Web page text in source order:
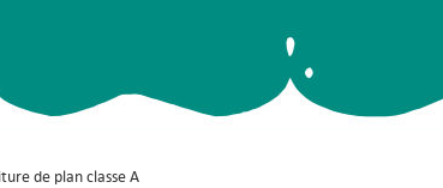
de plan classe A